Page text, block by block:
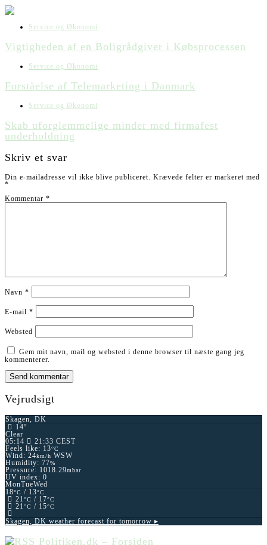
Service og Økonomi
Vigtigheden af en Boligrådgiver i Købsprocessen
Service og Økonomi
Forståelse af Telemarketing i Danmark
Service og Økonomi
Skab uforglemmelige minder med firmafest
underholdning
Skriv et svar
Din e-mailadresse vil ikke blive publiceret. Krævede felter er markeret med
*
Kommentar *
Navn *
E-mail *
Websted
Gem mit navn, mail og websted i denne browser til næste gang jeg
kommenterer.
Vejrudsigt
Skagen, DK
14°
Clear
05:14
21:33 CEST
Feels like: 13°C
Wind: 24km/h WSW
Humidity: 77%
Pressure: 1018.29mbar
UV index: 0
MonTueWed
18°C / 13°C
21°C / 17°C
21°C / 15°C
Skagen, DK weather forecast for tomorrow ▸
Politiken.dk – Forsiden